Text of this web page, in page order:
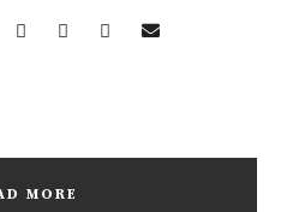
MORE